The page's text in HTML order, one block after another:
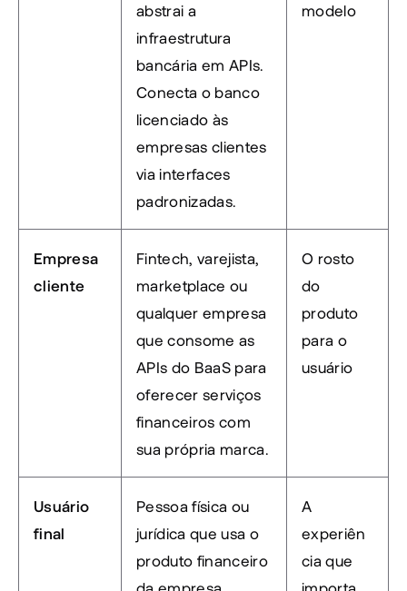
abstrai a
infraestrutura
bancária em APIs.
Conecta o banco
licenciado às
empresas clientes
via interfaces
padronizadas.
modelo
Empresa
cliente
Fintech, varejista,
marketplace ou
qualquer empresa
que consome as
APIs do BaaS para
oferecer serviços
financeiros com
sua própria marca.
O rosto
do
produto
para o
usuário
Usuário
final
Pessoa física ou
jurídica que usa o
produto financeiro
da empresa
A
experiên
cia que
importa